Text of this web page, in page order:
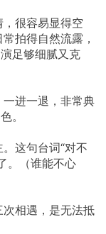
很容易显得空
拍得自然流露，
足够细腻又克
进一退，非常典
。
这句台词“对不
。（谁能不心
相遇，是无法抵